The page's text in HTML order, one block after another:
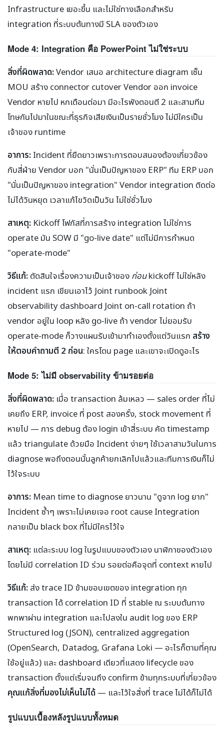
Infrastructure เยอะขึ้น และไม่ใช่ทางเลือกสำหรับ
integration ที่ระบบต้นทางมี SLA ของตัวเอง
Mode 4: Integration คือ PowerPoint ไม่ใช่ระบบ
สิ่งที่ผิดพลาด:Vendor เสนอ architecture diagram เซ็น
MOU สร้าง connector cutover Vendor ออก invoice
Vendor หายไป หกเดือนต่อมา มีอะไรพังตอนตี 2 และสามทีม
โทษกันไปมาในขณะที่ธุรกิจเสียเงินเป็นรายชั่วโมง ไม่มีใครเป็น
เจ้าของ runtime
อาการ: Incident ที่ยืดยาวเพราะการตอบสนองต้องเกี่ยวข้อง
กับสี่ฝ่าย Vendor บอก "นั่นเป็นปัญหาของ ERP" ทีม ERP บอก
"นั่นเป็นปัญหาของ integration" Vendor integration ติดต่อ
ไม่ได้วันหยุด เวลาแก้ไขวัดเป็นวัน ไม่ใช่ชั่วโมง
สาเหตุ: Kickoff โฟกัสที่การสร้าง integration ไม่ใช่การ
operate มัน SOW มี "go-live date" แต่ไม่มีการกำหนด
"operate-mode"
วิธีแก้: ตัดสินใจเรื่องความเป็นเจ้าของ ก่อนkickoff ไม่ใช่หลัง
incident แรก เขียนเอาไว้ Joint runbook Joint
observability dashboard Joint on-call rotation ถ้า
vendor อยู่ใน loop หลัง go-live ถ้า vendor ไม่ยอมรับ
operate-mode ก็วางแผนรับเข้ามาทำเองตั้งแต่วันแรก สร้าง
ให้ตอบคำถามตี 2 ก่อน: ใครโดน page และเขาจะเปิดดูอะไร
Mode 5: ไม่มี observability ข้ามรอยต่อ
สิ่งที่ผิดพลาด: เมื่อ transaction ล้มเหลว — sales order ที่ไม่
เคยถึง ERP, invoice ที่ post สองครั้ง, stock movement ที่
หายไป — การ debug ต้อง login เข้าสี่ระบบ คัด timestamp
แล้ว triangulate ด้วยมือ Incident ง่ายๆ ใช้เวลาสามวันในการ
diagnose พอถึงตอนนั้นลูกค้ายกเลิกไปแล้วและทีมการเงินก็ไม่
ไว้ใจระบบ
อาการ: Mean time to diagnose ยาวนาน "ดูจาก log ยาก"
Incident ซ้ำๆ เพราะไม่เคยเจอ root cause Integration
กลายเป็น black box ที่ไม่มีใครไว้ใจ
สาเหตุ: แต่ละระบบ log ในรูปแบบของตัวเอง นาฬิกาของตัวเอง
โดยไม่มี correlation ID ร่วม รอยต่อคือจุดที่ context หายไป
วิธีแก้: ส่ง trace ID ข้ามขอบเขตของ integration ทุก
transaction ได้ correlation ID ที่ stable ณ ระบบต้นทาง
พกพาผ่าน integration และไปลงใน audit log ของ ERP
Structured log (JSON), centralized aggregation
(OpenSearch, Datadog, Grafana Loki — อะไรก็ตามที่คุณ
ใช้อยู่แล้ว) และ dashboard เดียวที่แสดง lifecycle ของ
transaction ตั้งแต่เริ่มจนถึง confirm ข้ามทุกระบบที่เกี่ยวข้อง
คุณแก้สิ่งที่มองไม่เห็นไม่ได้ — และไว้ใจสิ่งที่ trace ไม่ได้ก็ไม่ได้
รูปแบบเบื้องหลังรูปแบบทั้งหมด